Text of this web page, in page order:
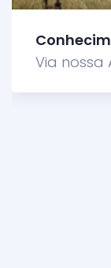
Via nossa